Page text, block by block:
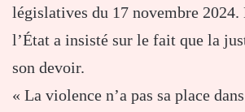
législatives du 17 novembre 2024.
l’État a insisté sur le fait que la
son devoir.
« La violence n’a pas sa place